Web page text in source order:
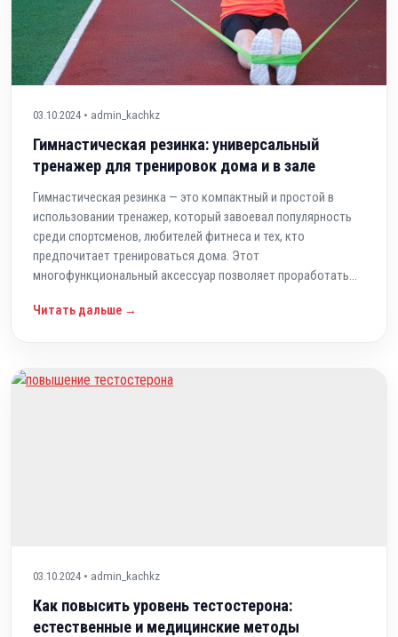
03.10.2024 • admin_kachkz
Гимнастическая резинка: универсальный
тренажер для тренировок дома и в зале
Гимнастическая резинка — это компактный и простой в
использовании тренажер, который завоевал популярность
среди спортсменов, любителей фитнеса и тех, кто
предпочитает тренироваться дома. Этот
многофункциональный аксессуар позволяет проработать...
Читать дальше →
03.10.2024 • admin_kachkz
Как повысить уровень тестостерона:
естественные и медицинские методы